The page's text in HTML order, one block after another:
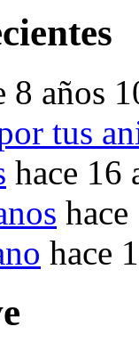
8 años
tus
hace 16
hace